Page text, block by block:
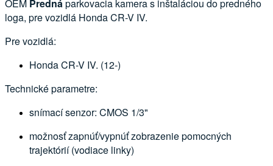
OEM Prednáparkovacia kamera s inštaláciou do predného
loga, pre vozidlá Honda CR-V IV.
Pre vozidlá:
Honda CR-V IV. (12-)
Technické parametre:
snímací senzor: CMOS 1/3"
možnosť zapnúť/vypnúť zobrazenie pomocných
trajektórií (vodiace linky)